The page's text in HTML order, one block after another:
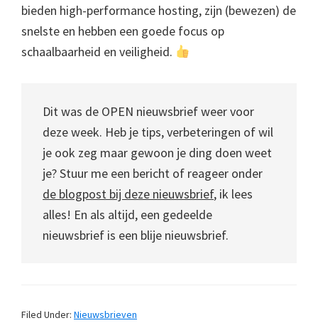
bieden high-performance hosting, zijn (bewezen) de
snelste en hebben een goede focus op
schaalbaarheid en veiligheid.
Dit was de OPEN nieuwsbrief weer voor
deze week. Heb je tips, verbeteringen of wil
je ook zeg maar gewoon je ding doen weet
je? Stuur me een bericht of reageer onder
de blogpost bij deze nieuwsbrief, ik lees
alles! En als altijd, een gedeelde
nieuwsbrief is een blije nieuwsbrief.
Filed Under: Nieuwsbrieven